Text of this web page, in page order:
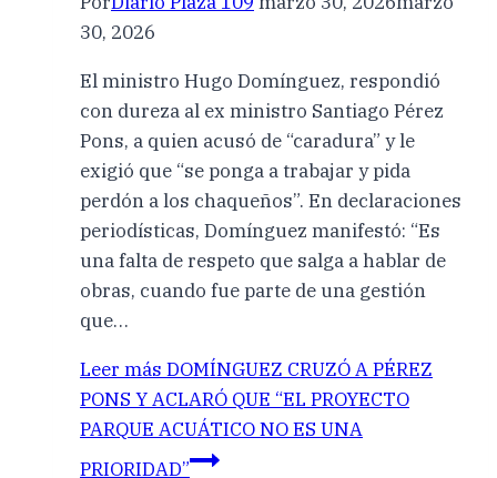
30, 2026
El ministro Hugo Domínguez, respondió
con dureza al ex ministro Santiago Pérez
Pons, a quien acusó de “caradura” y le
exigió que “se ponga a trabajar y pida
perdón a los chaqueños”. En declaraciones
periodísticas, Domínguez manifestó: “Es
una falta de respeto que salga a hablar de
obras, cuando fue parte de una gestión
que…
Leer más DOMÍNGUEZ CRUZÓ A PÉREZ
PONS Y ACLARÓ QUE “EL PROYECTO
PARQUE ACUÁTICO NO ES UNA
PRIORIDAD”